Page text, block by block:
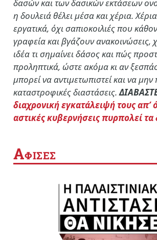
δασών και των δασικών εκτάσεων
η δουλειά θέλει μέσα και χέρια.
εργατικά, όχι σαπιοκοιλιές που
γραφεία και βγάζουν ανακοινώσεις,
ιδέα τι σημαίνει δάσος και πώς
προληπτικά, ώστε ακόμα κι αν
μπορεί να αντιμετωπιστεί και να μην
καταστροφικές διαστάσεις.
διαχρονική εγκατάλειψή τους απ’
αστικές κυβερνήσεις πυρπολεί
ΑΦΙΣΕΣ